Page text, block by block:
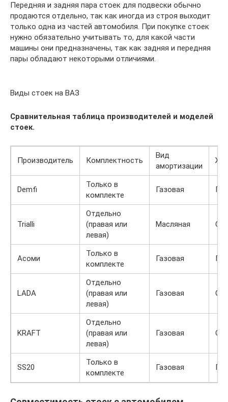
Передняя и задняя пара стоек для подвески обычно
продаются отдельно, так как иногда из строя выходит
только одна из частей автомобиля. При покупке стоек
нужно обязательно учитывать то, для какой части
машины они предназначены, так как задняя и передняя
пары обладают некоторыми отличиями.
Виды стоек на ВАЗ
Сравнительная таблица производителей и моделей
стоек.
Производитель Комплектность
Вид
амортизации
Demfi
Только в
комплекте
Газовая По
Trialli
Отдельно
(правая или
левая)
Масляная
Асоми
Только в
комплекте
Газовая По
LADA
Отдельно
(правая или
левая)
Газовая
KRAFT
Отдельно
(правая или
левая)
Газовая
SS20
Только в
комплекте
Газовая По